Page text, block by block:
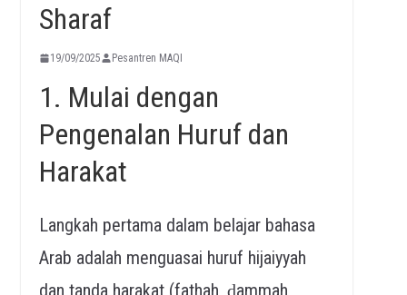
Sharaf
19/09/2025 Pesantren MAQI
1. Mulai dengan
Pengenalan Huruf dan
Harakat
Langkah pertama dalam belajar bahasa
Arab adalah menguasai huruf hijaiyyah
dan tanda harakat (fathah, ḍammah,